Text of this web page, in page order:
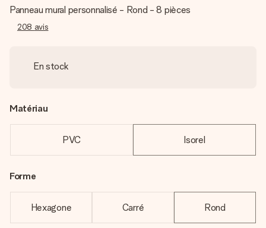
Panneau mural personnalisé - Rond - 8 pièces
208 avis
En stock
Matériau
PVC Isorel
Forme
Hexagone Carré Rond